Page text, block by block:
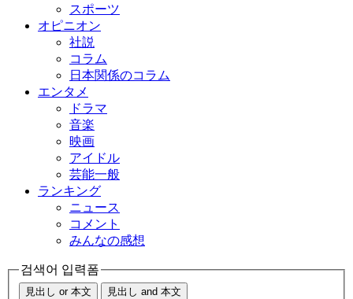
スポーツ
オピニオン
社説
コラム
日本関係のコラム
エンタメ
ドラマ
音楽
映画
アイドル
芸能一般
ランキング
ニュース
コメント
みんなの感想
검색어 입력폼
見出し or 本文 見出し and 本文